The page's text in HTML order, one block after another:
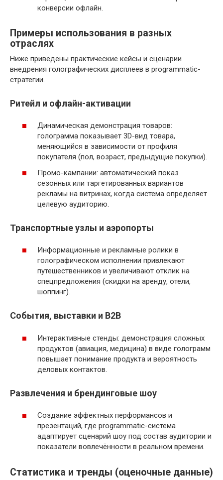
конверсии офлайн.
Примеры использования в разных
отраслях
Ниже приведены практические кейсы и сценарии
внедрения голографических дисплеев в programmatic-
стратегии.
Ритейл и офлайн-активации
Динамическая демонстрация товаров:
голограмма показывает 3D-вид товара,
меняющийся в зависимости от профиля
покупателя (пол, возраст, предыдущие покупки).
Промо-кампании: автоматический показ
сезонных или таргетированных вариантов
рекламы на витринах, когда система определяет
целевую аудиторию.
Транспортные узлы и аэропорты
Информационные и рекламные ролики в
голографическом исполнении привлекают
путешественников и увеличивают отклик на
спецпредложения (скидки на аренду, отели,
шоппинг).
События, выставки и B2B
Интерактивные стенды: демонстрация сложных
продуктов (авиация, медицина) в виде голограмм
повышает понимание продукта и вероятность
деловых контактов.
Развлечения и брендинговые шоу
Создание эффектных перформансов и
презентаций, где programmatic-система
адаптирует сценарий шоу под состав аудитории и
показатели вовлечённости в реальном времени.
Статистика и тренды (оценочные данные)